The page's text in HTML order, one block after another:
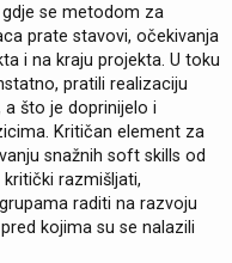
se metodom za
prate stavovi, očekivanja
i na kraju projekta. U toku
pratili realizaciju
a što je doprinijelo i
Kritičan element za
snažnih soft skills od
razmišljati,
raditi na razvoju
kojima su se nalazili